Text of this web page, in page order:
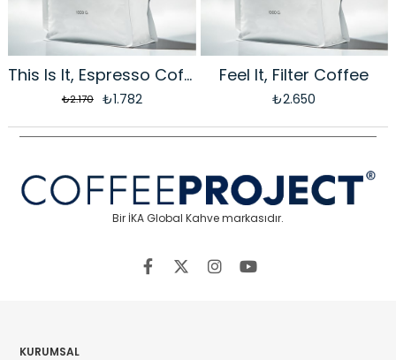
This Is It, Espresso Coffee (Toptan)
₺1.782
₺2.170
Feel It, Filter Coffee
₺2.650
Bir İKA Global Kahve markasıdır.
KURUMSAL